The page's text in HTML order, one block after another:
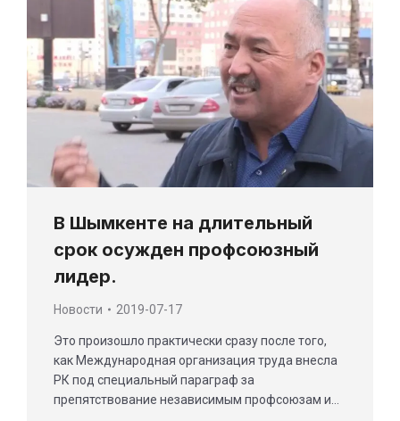
В Шымкенте на длительный
срок осужден профсоюзный
лидер.
Новости 2019-07-17
Это произошло практически сразу после того,
как Международная организация труда внесла
РК под специальный параграф за
препятствование независимым профсоюзам и…